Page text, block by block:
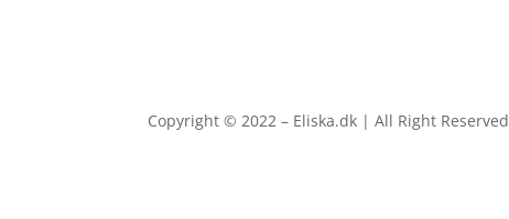
Copyright © 2022 – Eliska.dk | All Right Reserved